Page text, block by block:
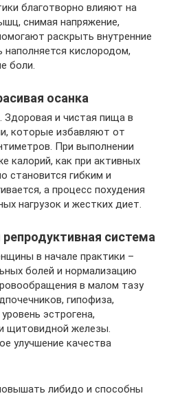
благотворно влияют на
снимая напряжение,
раскрыть внутренние
наполняется кислородом,
боли.
осанка
Здоровая и чистая пища в
которые избавляют от
При выполнении
калорий, как при активных
становится гибким и
а процесс похудения
нагрузок и жестких диет.
система
в начале практики –
болей и нормализацию
в малом тазу
гипофиза,
эстрогена,
щитовидной железы.
улучшение качества
либидо и способны